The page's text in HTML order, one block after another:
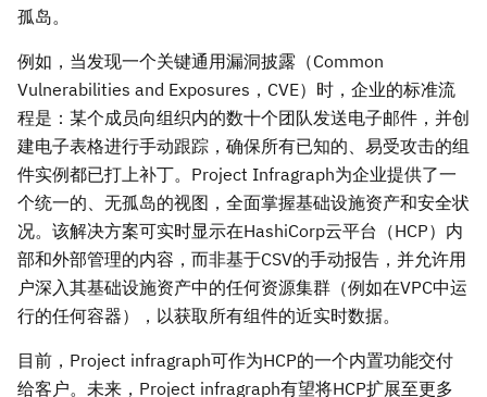
孤岛。
例如，当发现一个关键通用漏洞披露（Common
Vulnerabilities and Exposures，CVE）时，企业的标准流
程是：某个成员向组织内的数十个团队发送电子邮件，并创
建电子表格进行手动跟踪，确保所有已知的、易受攻击的组
件实例都已打上补丁。Project Infragraph为企业提供了一
个统一的、无孤岛的视图，全面掌握基础设施资产和安全状
况。该解决方案可实时显示在HashiCorp云平台（HCP）内
部和外部管理的内容，而非基于CSV的手动报告，并允许用
户深入其基础设施资产中的任何资源集群（例如在VPC中运
行的任何容器），以获取所有组件的近实时数据。
目前，Project infragraph可作为HCP的一个内置功能交付
给客户。未来，Project infragraph有望将HCP扩展至更多